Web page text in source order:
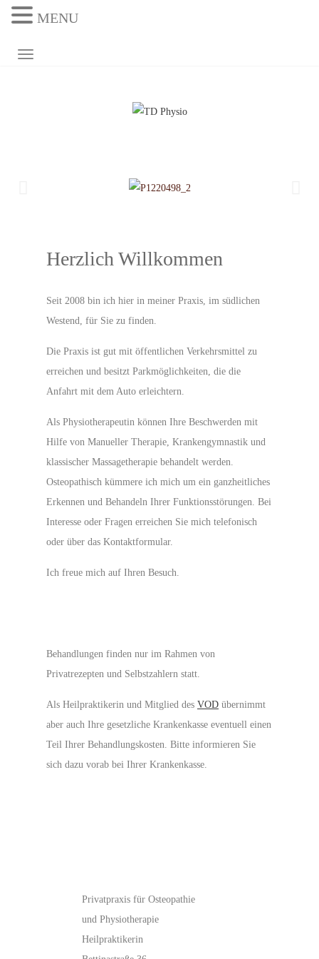
NAVIGATION UMSCHALTEN
Herzlich Willkommen
Seit 2008 bin ich hier in meiner Praxis, im südlichen
Westend, für Sie zu finden.
Die Praxis ist gut mit öffentlichen Verkehrsmittel zu
erreichen und besitzt Parkmöglichkeiten, die die
Anfahrt mit dem Auto erleichtern.
Als Physiotherapeutin können Ihre Beschwerden mit
Hilfe von Manueller Therapie, Krankengymnastik und
klassischer Massagetherapie behandelt werden.
Osteopathisch kümmere ich mich um ein ganzheitliches
Erkennen und Behandeln Ihrer Funktionsstörungen. Bei
Interesse oder Fragen erreichen Sie mich telefonisch
oder über das Kontaktformular.
Ich freue mich auf Ihren Besuch.
Behandlungen finden nur im Rahmen von
Privatrezepten und Selbstzahlern statt.
Als Heilpraktikerin und Mitglied des VOD übernimmt
aber auch Ihre gesetzliche Krankenkasse eventuell einen
Teil Ihrer Behandlungskosten. Bitte informieren Sie
sich dazu vorab bei Ihrer Krankenkasse.
Privatpraxis für Osteopathie
und Physiotherapie
Heilpraktikerin
MENU